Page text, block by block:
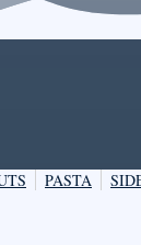
PASTA